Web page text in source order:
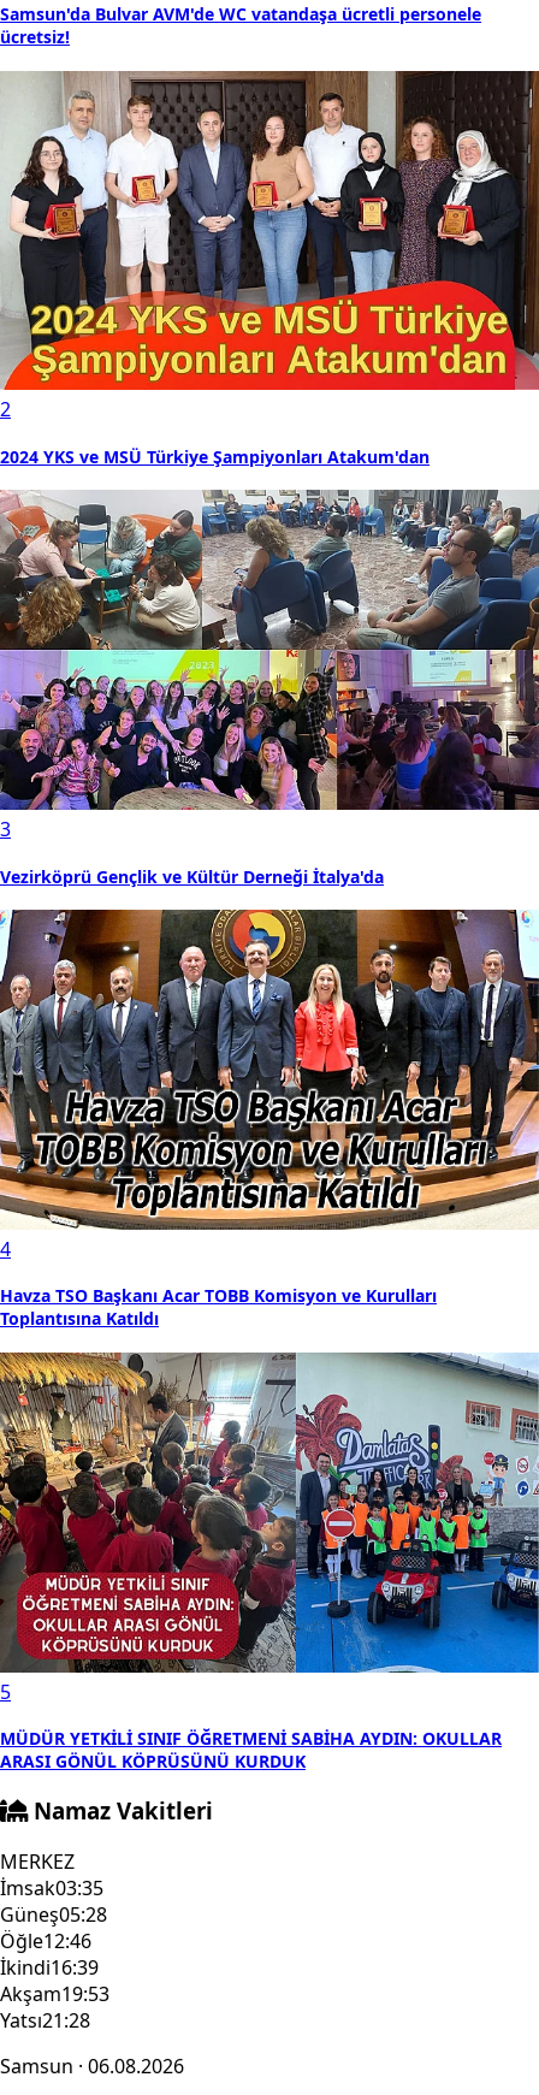
Samsun'da Bulvar AVM'de WC vatandaşa ücretli personele
ücretsiz!
2
2024 YKS ve MSÜ Türkiye Şampiyonları Atakum'dan
3
Vezirköprü Gençlik ve Kültür Derneği İtalya'da
4
Havza TSO Başkanı Acar TOBB Komisyon ve Kurulları
Toplantısına Katıldı
5
MÜDÜR YETKİLİ SINIF ÖĞRETMENİ SABİHA AYDIN: OKULLAR
ARASI GÖNÜL KÖPRÜSÜNÜ KURDUK
Namaz Vakitleri
MERKEZ
İmsak03:35
Güneş05:28
Öğle12:46
İkindi16:39
Akşam19:53
Yatsı21:28
Samsun · 06.08.2026